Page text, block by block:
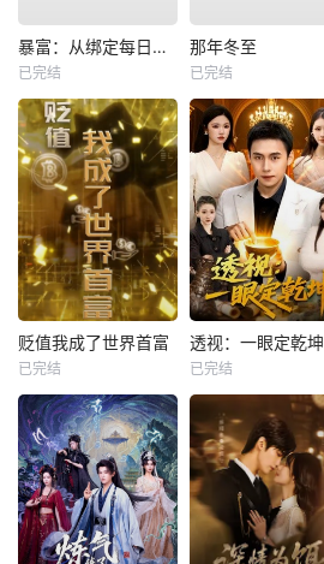
暴富：从绑定每日消费系统开始
已完结
那年冬至
已完结
贬值我成了世界首富
已完结
透视：一眼定乾坤
已完结